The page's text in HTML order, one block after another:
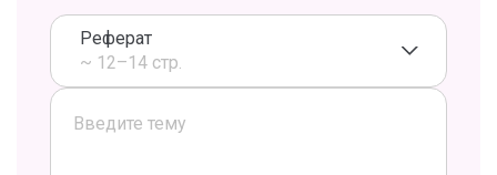
Реферат
~ 12–14 стр.